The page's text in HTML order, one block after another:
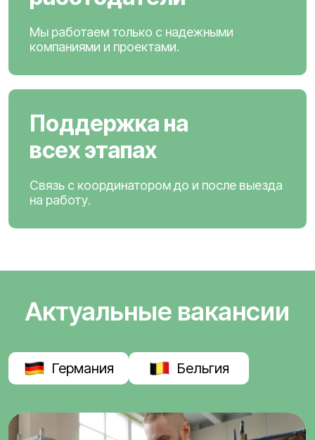
Мы работаем только с надежными
компаниями и проектами.
Поддержка на
всех этапах
Связь с координатором до и после выезда
на работу.
Актуальные вакансии
Германия Бельгия